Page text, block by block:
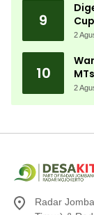
9
2
10
2
Radar